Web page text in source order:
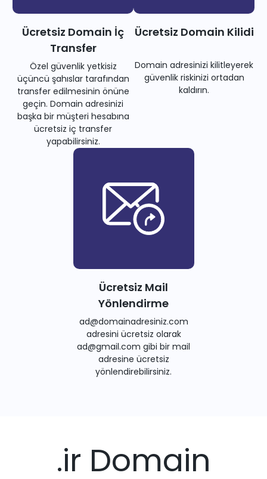
Ücretsiz Domain İç
Transfer
Özel güvenlik yetkisiz
üçüncü şahıslar tarafından
transfer edilmesinin önüne
geçin. Domain adresinizi
başka bir müşteri hesabına
ücretsiz iç transfer
yapabilirsiniz.
Ücretsiz Domain Kilidi
Domain adresinizi kilitleyerek
güvenlik riskinizi ortadan
kaldırın.
Ücretsiz Mail
Yönlendirme
ad@domainadresiniz.com
adresini ücretsiz olarak
ad@gmail.com gibi bir mail
adresine ücretsiz
yönlendirebilirsiniz.
.ir Domain